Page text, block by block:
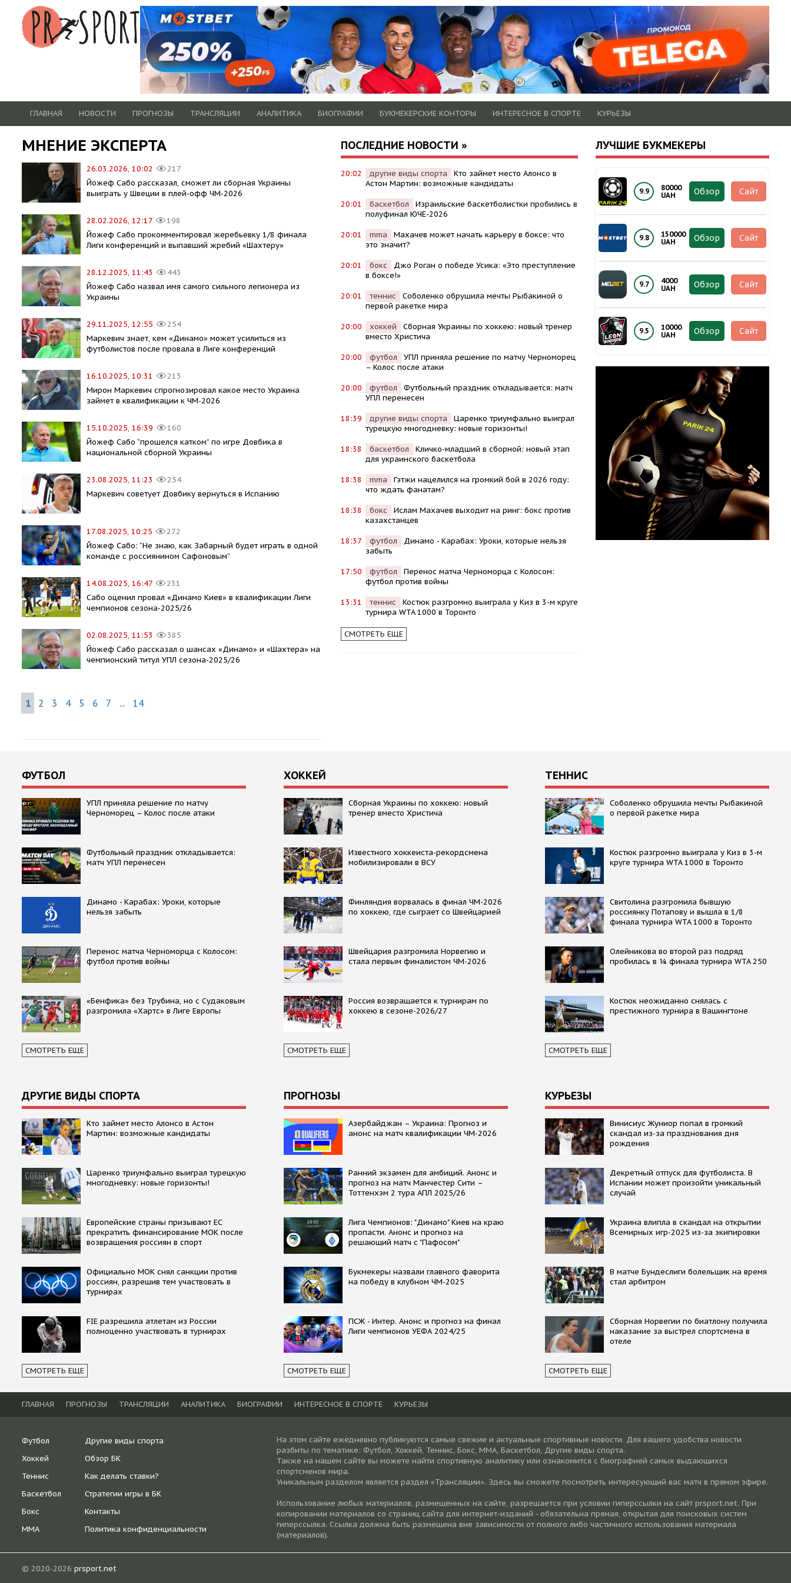
ГЛАВНАЯ НОВОСТИ ПРОГНОЗЫ ТРАНСЛЯЦИИ АНАЛИТИКА БИОГРАФИИ БУКМЕКЕРСКИЕ КОНТОРЫ ИНТЕРЕСНОЕ В СПОРТЕ КУРЬЕЗЫ
МНЕНИЕ ЭКСПЕРТА
26.03.2026, 10:02
217
Йожеф Сабо рассказал, сможет ли сборная Украины
выиграть у Швеции в плей-офф ЧМ-2026
28.02.2026, 12:17
198
Йожеф Сабо прокомментировал жеребьевку 1/8 финала
Лиги конференций и выпавший жребий «Шахтеру»
28.12.2025, 11:43
443
Йожеф Сабо назвал имя самого сильного легионера из
Украины
29.11.2025, 12:55
254
Маркевич знает, кем «Динамо» может усилиться из
футболистов после провала в Лиге конференций
16.10.2025, 10:31
213
Мирон Маркевич спрогнозировал какое место Украина
займет в квалификации к ЧМ-2026
15.10.2025, 16:39
160
Йожеф Сабо “прошелся катком” по игре Довбика в
национальной сборной Украины
23.08.2025, 11:23
254
Маркевич советует Довбику вернуться в Испанию
17.08.2025, 10:25
272
Йожеф Сабо: “Не знаю, как Забарный будет играть в одной
команде с россиянином Сафоновым”
14.08.2025, 16:47
231
Сабо оценил провал «Динамо Киев» в квалификации Лиги
чемпионов сезона-2025/26
02.08.2025, 11:53
385
Йожеф Сабо рассказал о шансах «Динамо» и «Шахтера» на
чемпионский титул УПЛ сезона-2025/26
1 2 3 4 5 6 7 ... 14
ПОСЛЕДНИЕ НОВОСТИ »
20:02 другие виды спорта
Кто займет место Алонсо в
Астон Мартин: возможные кандидаты
20:01 баскетбол
Израильские баскетболистки пробились в
полуфинал ЮЧЕ-2026
20:01 mma
Махачев может начать карьеру в боксе: что
это значит?
20:01 бокс
Джо Роган о победе Усика: «Это преступление
в боксе!»
20:01 теннис
Соболенко обрушила мечты Рыбакиной о
первой ракетке мира
20:00 хоккей
Сборная Украины по хоккею: новый тренер
вместо Христича
20:00 футбол
УПЛ приняла решение по матчу Черноморец
– Колос после атаки
20:00 футбол
Футбольный праздник откладывается: матч
УПЛ перенесен
18:39 другие виды спорта
Царенко триумфально выиграл
турецкую многодневку: новые горизонты!
18:38 баскетбол
Кличко-младший в сборной: новый этап
для украинского баскетбола
18:38 mma
Гэтжи нацелился на громкий бой в 2026 году:
что ждать фанатам?
18:38 бокс
Ислам Махачев выходит на ринг: бокс против
казахстанцев
18:37 футбол
Динамо - Карабах: Уроки, которые нельзя
забыть
17:50 футбол
Перенос матча Черноморца с Колосом:
футбол против войны
13:31 теннис
Костюк разгромно выиграла у Киз в 3-м круге
турнира WTA 1000 в Торонто
СМОТРЕТЬ ЕЩЕ
ЛУЧШИЕ БУКМЕКЕРЫ
9.9
80000
UAH
Обзор Сайт
9.8
150000
UAH
Обзор Сайт
9.7
4000
UAH
Обзор Сайт
9.5
10000
UAH
Обзор Сайт
ФУТБОЛ
УПЛ приняла решение по матчу
Черноморец – Колос после атаки
Футбольный праздник откладывается:
матч УПЛ перенесен
Динамо - Карабах: Уроки, которые
нельзя забыть
Перенос матча Черноморца с Колосом:
футбол против войны
«Бенфика» без Трубина, но с Судаковым
разгромила «Хартс» в Лиге Европы
СМОТРЕТЬ ЕЩЕ
ХОККЕЙ
Сборная Украины по хоккею: новый
тренер вместо Христича
Известного хоккеиста-рекордсмена
мобилизировали в ВСУ
Финляндия ворвалась в финал ЧМ-2026
по хоккею, где сыграет со Швейцарией
Швейцария разгромила Норвегию и
стала первым финалистом ЧМ-2026
Россия возвращается к турнирам по
хоккею в сезоне-2026/27
СМОТРЕТЬ ЕЩЕ
ТЕННИС
Соболенко обрушила мечты Рыбакиной
о первой ракетке мира
Костюк разгромно выиграла у Киз в 3-м
круге турнира WTA 1000 в Торонто
Свитолина разгромила бывшую
россиянку Потапову и вышла в 1/8
финала турнира WTA 1000 в Торонто
Олейникова во второй раз подряд
пробилась в ¼ финала турнира WTA 250
Костюк неожиданно снялась с
престижного турнира в Вашингтоне
СМОТРЕТЬ ЕЩЕ
ДРУГИЕ ВИДЫ СПОРТА
Кто займет место Алонсо в Астон
Мартин: возможные кандидаты
Царенко триумфально выиграл турецкую
многодневку: новые горизонты!
Европейские страны призывают ЕС
прекратить финансирование МОК после
возвращения россиян в спорт
Официально МОК снял санкции против
россиян, разрешив тем участвовать в
турнирах
FIE разрешила атлетам из России
полноценно участвовать в турнирах
СМОТРЕТЬ ЕЩЕ
ПРОГНОЗЫ
Азербайджан – Украина: Прогноз и
анонс на матч квалификации ЧМ-2026
Ранний экзамен для амбиций. Анонс и
прогноз на матч Манчестер Сити –
Тоттенхэм 2 тура АПЛ 2025/26
Лига Чемпионов: "Динамо" Киев на краю
пропасти. Анонс и прогноз на
решающий матч с "Пафосом"
Букмекеры назвали главного фаворита
на победу в клубном ЧМ-2025
ПСЖ - Интер. Анонс и прогноз на финал
Лиги чемпионов УЕФА 2024/25
СМОТРЕТЬ ЕЩЕ
КУРЬЕЗЫ
Винисиус Жуниор попал в громкий
скандал из-за празднования дня
рождения
Декретный отпуск для футболиста. В
Испании может произойти уникальный
случай
Украина влипла в скандал на открытии
Всемирных игр-2025 из-за экипировки
В матче Бундеслиги болельщик на время
стал арбитром
Сборная Норвегии по биатлону получила
наказание за выстрел спортсмена в
отеле
СМОТРЕТЬ ЕЩЕ
ГЛАВНАЯ ПРОГНОЗЫ ТРАНСЛЯЦИИ АНАЛИТИКА БИОГРАФИИ ИНТЕРЕСНОЕ В СПОРТЕ КУРЬЕЗЫ
Футбол
Хоккей
Теннис
Баскетбол
Бокс
ММА
Другие виды спорта
Обзор БК
Как делать ставки?
Стратегии игры в БК
Контакты
Политика конфиденциальности
На этом сайте ежедневно публикуются самые свежие и актуальные спортивные новости. Для вашего удобства новости
разбиты по тематике: Футбол, Хоккей, Теннис, Бокс, ММА, Баскетбол, Другие виды спорта.
Также на нашем сайте вы можете найти спортивную аналитику или ознакомится с биографией самых выдающихся
спортсменов мира.
Уникальным разделом является раздел «Трансляции». Здесь вы сможете посмотреть интересующий вас матч в прямом эфире.
Использование любых материалов, размещенных на сайте, разрешается при условии гиперссылки на cайт prsport.net. При
копировании материалов со страниц сайта для интернет-изданий - обязательна прямая, открытая для поисковых систем
гиперссылка. Ссылка должна быть размещена вне зависимости от полного либо частичного использования материала
(материалов).
© 2020-2026 prsport.net